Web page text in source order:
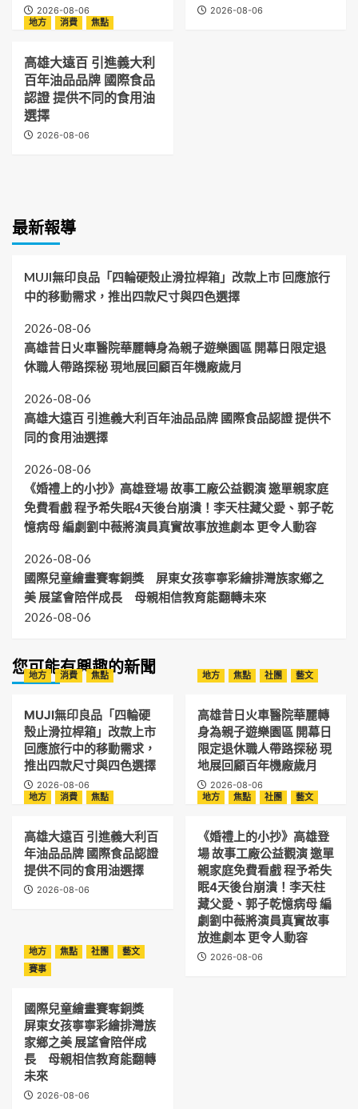
2026-08-06
2026-08-06
地方
消費 焦點
高雄大遠百 引進義大利
百年油品品牌 國際食品
認證 提供不同的食用油
選擇
2026-08-06
最新報導
MUJI無印良品「四輪硬殼止滑拉桿箱」改款上市 回應旅行
中的移動需求，推出四款尺寸與四色選擇
2026-08-06
高雄昔日火車醫院華麗轉身為親子遊樂園區 開幕日限定退
休職人帶路探秘 現地展回顧百年機廠歲月
2026-08-06
高雄大遠百 引進義大利百年油品品牌 國際食品認證 提供不
同的食用油選擇
2026-08-06
《婚禮上的小抄》高雄登場 故事工廠公益觀演 邀單親家庭
免費看戲 程予希失眠4天後台崩潰！李天柱藏父愛、郭子乾
憶病母 編劇劉中薇將演員真實故事放進劇本 更令人動容
2026-08-06
國際兒童繪畫賽奪銅獎 屏東女孩寧寧彩繪排灣族家鄉之
美 展望會陪伴成長 母親相信教育能翻轉未來
2026-08-06
您可能有興趣的新聞
地方 消費 焦點
MUJI無印良品「四輪硬
殼止滑拉桿箱」改款上市
回應旅行中的移動需求，
推出四款尺寸與四色選擇
2026-08-06
地方 焦點 社團 藝文
高雄昔日火車醫院華麗轉
身為親子遊樂園區 開幕日
限定退休職人帶路探秘 現
地展回顧百年機廠歲月
2026-08-06
地方
消費 焦點
高雄大遠百 引進義大利百
年油品品牌 國際食品認證
提供不同的食用油選擇
2026-08-06
地方 焦點 社團 藝文
《婚禮上的小抄》高雄登
場 故事工廠公益觀演 邀單
親家庭免費看戲 程予希失
眠4天後台崩潰！李天柱
藏父愛、郭子乾憶病母 編
劇劉中薇將演員真實故事
放進劇本 更令人動容
2026-08-06
地方 焦點 社團
藝文
賽事
國際兒童繪畫賽奪銅獎
屏東女孩寧寧彩繪排灣族
家鄉之美 展望會陪伴成
長 母親相信教育能翻轉
未來
2026-08-06